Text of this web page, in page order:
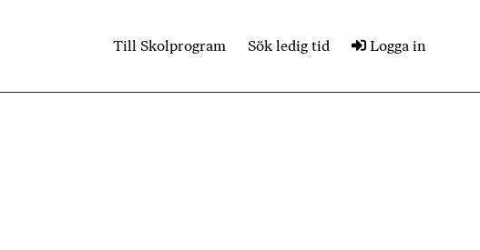
Till Skolprogram Sök ledig tid Logga in